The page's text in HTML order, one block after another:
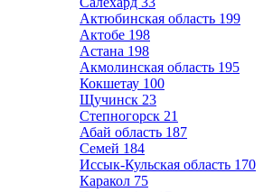
Актюбинская область 199
Актобе 198
Астана 198
Акмолинская область 195
Кокшетау 100
Щучинск 23
Степногорск 21
Абай область 187
Семей 184
Иссык-Кульская область 170
Каракол 75